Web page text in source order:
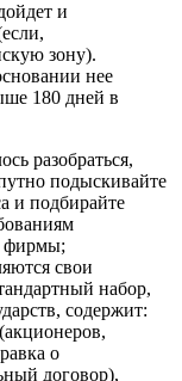
и
зону).
нее
180 дней в
разобраться,
подыскивайте
и подбирайте
фирмы;
свои
набор,
содержит:
о
договор),